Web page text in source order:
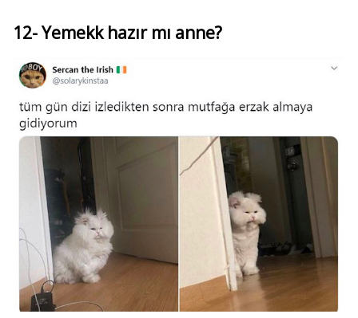
12- Yemekk hazır mı anne?